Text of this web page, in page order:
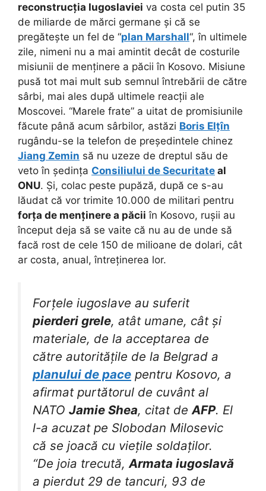
reconstrucția Iugoslaviei va costa cel putin 35
de miliarde de mărci germane și că se
pregătește un fel de “plan Marshall“, în ultimele
zile, nimeni nu a mai amintit decât de costurile
misiunii de menținere a păcii în Kosovo. Misiune
pusă tot mai mult sub semnul întrebării de către
sârbi, mai ales după ultimele reacții ale
Moscovei. “Marele frate” a uitat de promisiunile
făcute până acum sârbilor, astăzi Boris Elțîn
rugându-se la telefon de președintele chinez
Jiang Zemin să nu uzeze de dreptul său de
veto în ședința Consiliului de Securitate al
ONU. Și, colac peste pupăză, după ce s-au
lăudat că vor trimite 10.000 de militari pentru
forța de menținere a păcii în Kosovo, rușii au
început deja să se vaite că nu au de unde să
facă rost de cele 150 de milioane de dolari, cât
ar costa, anual, întreținerea lor.
Forțele iugoslave au suferit
pierderi grele, atât umane, cât și
materiale, de la acceptarea de
către autoritățile de la Belgrad a
planului de pace pentru Kosovo, a
afirmat purtătorul de cuvânt al
NATO Jamie Shea, citat deAFP. El
l-a acuzat pe Slobodan Milosevic
că se joacă cu viețile soldaților.
“De joia trecută,Armata iugoslavă
a pierdut 29 de tancuri, 93 de